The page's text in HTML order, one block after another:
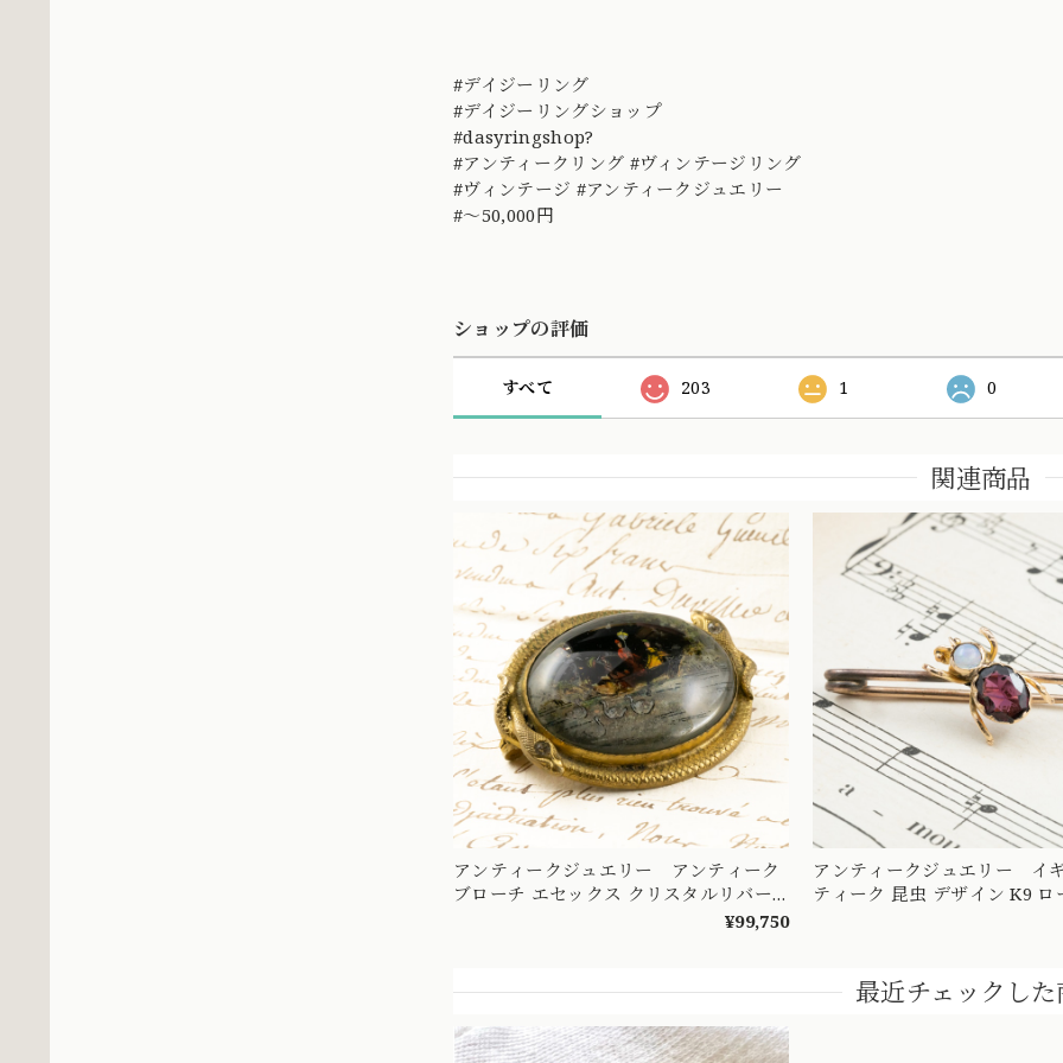
#デイジーリング
#デイジーリングショップ
#dasyringshop?
#アンティークリング #ヴィンテージリング
#ヴィンテージ #アンティークジュエリー
#～50,000円
ショップの評価
すべて 203 1 0
関連商品
アンティークジュエリー アンティーク
ブローチ エセックス クリスタルリバー
スインタリオ バタフライウィング 白鳥
¥99,750
アンティークジュエリー イ
ティーク 昆虫 デザイン K9 ロードライト
最近チェックし